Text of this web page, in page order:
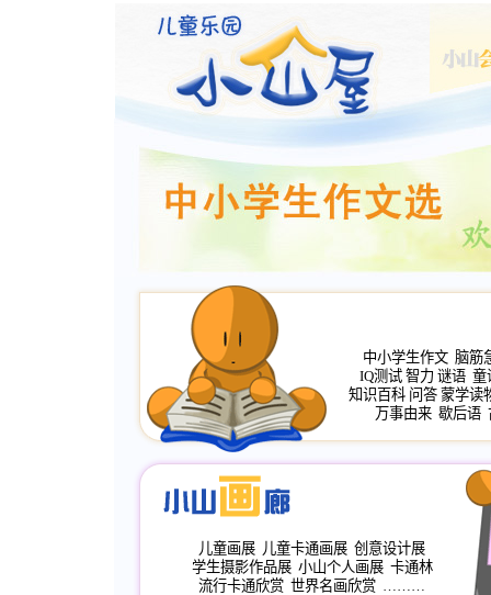
中小学生作文 脑筋
IQ测试 智力 谜语 童
知识百科 问答 蒙学读
万事由来 歇后语
儿童画展 儿童卡通画展 创意设计展
学生摄影作品展 小山个人画展 卡通林
流行卡通欣赏 世界名画欣赏 ………